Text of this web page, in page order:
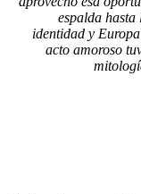
espalda hasta
identidad y
acto amoroso